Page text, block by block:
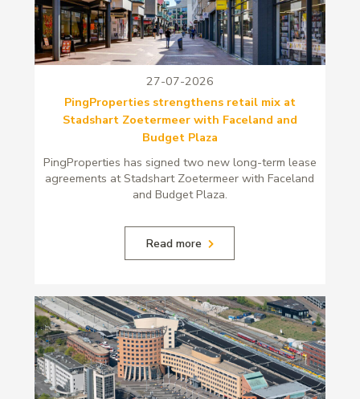
27-07-2026
PingProperties strengthens retail mix at
Stadshart Zoetermeer with Faceland and
Budget Plaza
PingProperties has signed two new long-term lease
agreements at Stadshart Zoetermeer with Faceland
and Budget Plaza.
Read more